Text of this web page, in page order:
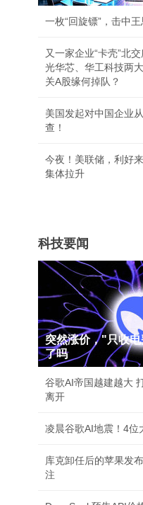
一枚“回旋镖”，击中
又一家企业“卡壳”北
光华芯、华工科技两
关A股缘何掉队？
美国发起对中国企业
查！
今夜！美联储，利好
集体拉升
科技要闻
突然涨价，"只收
了吗
谷歌AI帝国越建越大
离开
凌晨谷歌AI地震！4位
库克卸任后的苹果发
注